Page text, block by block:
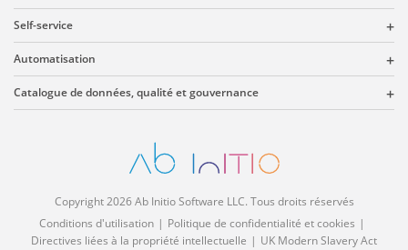
Self-service
Automatisation
Catalogue de données, qualité et gouvernance
Copyright 2026 Ab Initio Software LLC. Tous droits réservés
Conditions d'utilisation
Politique de confidentialité et cookies
Directives liées à la propriété intellectuelle
UK Modern Slavery Act